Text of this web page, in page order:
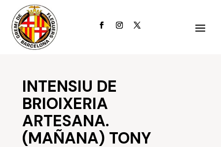
INTENSIU DE
BRIOIXERIA
ARTESANA.
(MAÑANA) TONY